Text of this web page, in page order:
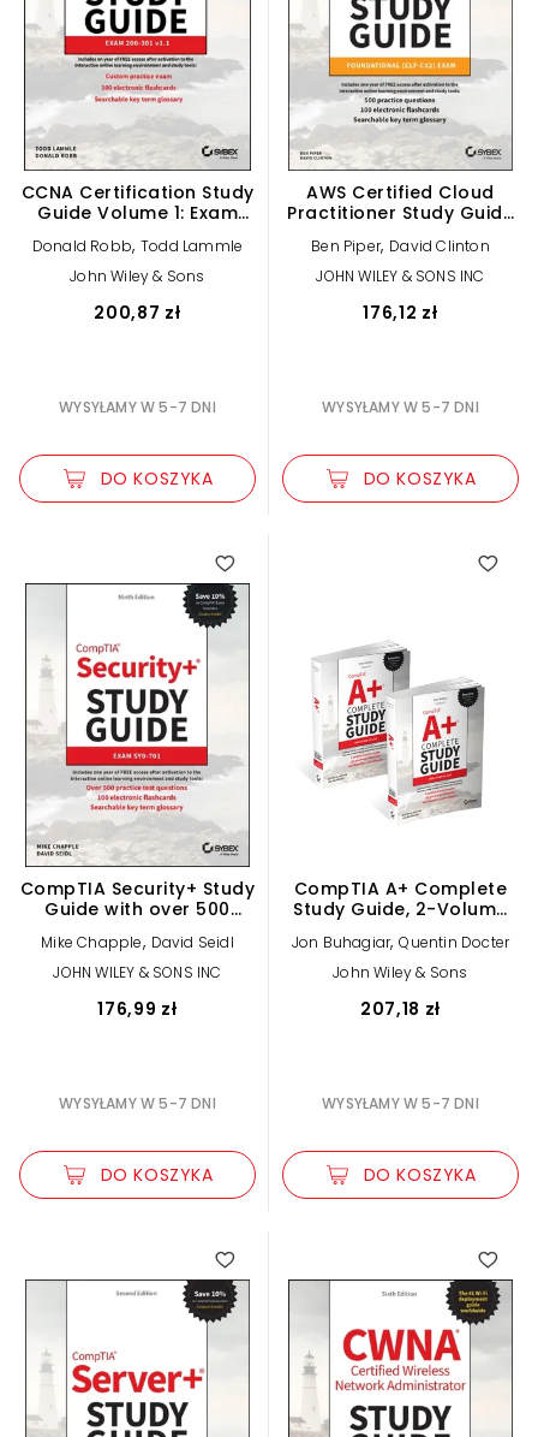
CCNA Certification Study
Guide Volume 1: Exam
Donald Robb,Todd Lammle
John Wiley & Sons
200,87 zł
WYSYŁAMY W 5-7 DNI
DO KOSZYKA
AWS Certified Cloud
Practitioner Study Guide
Questions: Foundational
(CLF-C02) Exam
Ben Piper, David Clinton
JOHN WILEY & SONS INC
176,12 zł
WYSYŁAMY W 5-7 DNI
DO KOSZYKA
CompTIA Security+ Study
Guide with over 500
Exam SY0-701
Mike Chapple, David Seidl
JOHN WILEY & SONS INC
176,99 zł
WYSYŁAMY W 5-7 DNI
DO KOSZYKA
CompTIA A+ Complete
Study Guide, 2-Volume
Jon Buhagiar,Quentin Docter
John Wiley & Sons
207,18 zł
WYSYŁAMY W 5-7 DNI
DO KOSZYKA